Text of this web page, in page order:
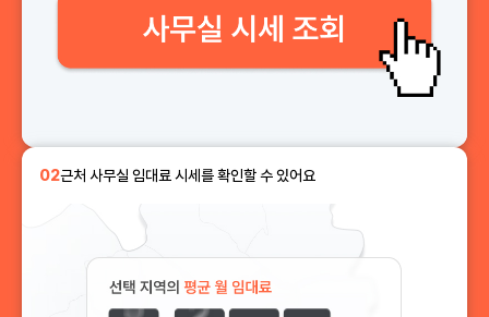
02근처 사무실 임대료 시세를 확인할 수 있어요